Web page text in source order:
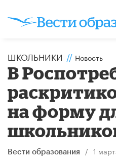
ШКОЛЬНИКИ // Новость
В
на форму
Вести образования / 1